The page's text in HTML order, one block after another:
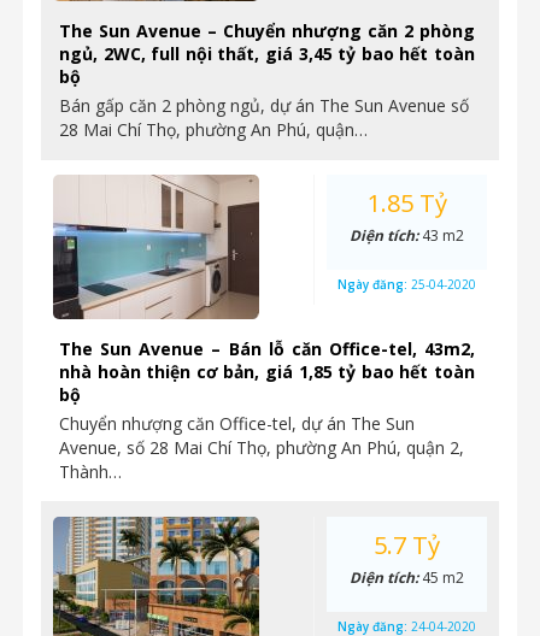
The Sun Avenue – Chuyển nhượng căn 2 phòng
ngủ, 2WC, full nội thất, giá 3,45 tỷ bao hết toàn
bộ
Bán gấp căn 2 phòng ngủ, dự án The Sun Avenue số
28 Mai Chí Thọ, phường An Phú, quận…
The Sun Avenue – Bán lỗ căn Office-tel, 43m2,
nhà hoàn thiện cơ bản, giá 1,85 tỷ bao hết toàn
bộ
Chuyển nhượng căn Office-tel, dự án The Sun
Avenue, số 28 Mai Chí Thọ, phường An Phú, quận 2,
Thành…
1.85 Tỷ
Diện tích:43 m2
Ngày đăng: 25-04-2020
5.7 Tỷ
Diện tích:45 m2
Ngày đăng: 24-04-2020